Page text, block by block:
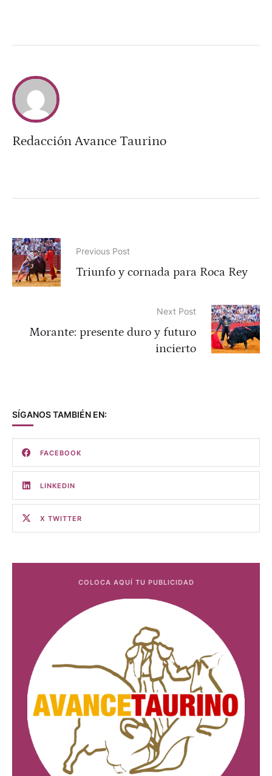
Redacción Avance Taurino
Previous Post
Triunfo y cornada para Roca Rey
Next Post
Morante: presente duro y futuro
incierto
SÍGANOS TAMBIÉN EN:
FACEBOOK
LINKEDIN
X TWITTER
COLOCA AQUÍ TU PUBLICIDAD